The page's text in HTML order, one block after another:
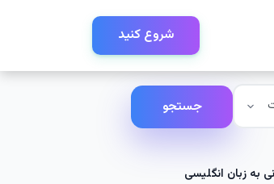
شروع کنید
جستجو
به زبان انگلیسی